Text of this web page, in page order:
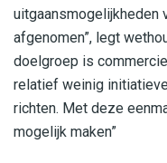
uitgaansmogelijkheden
afgenomen”, legt
doelgroep is
relatief weinig
richten. Met deze
mogelijk maken”